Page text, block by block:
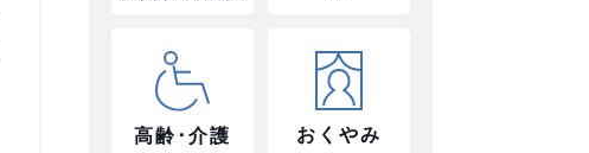
高齢･介護 おくやみ